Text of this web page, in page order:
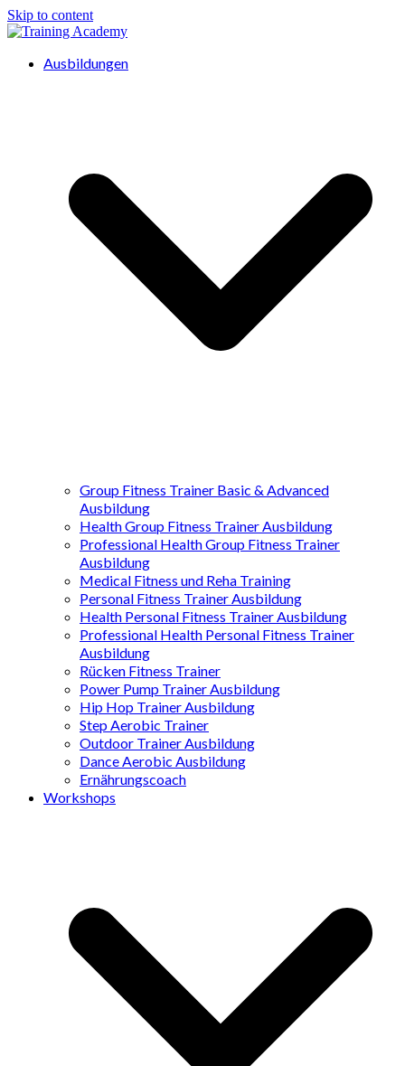
Skip to content
Ausbildungen
Group Fitness Trainer Basic & Advanced
Ausbildung
Health Group Fitness Trainer Ausbildung
Professional Health Group Fitness Trainer
Ausbildung
Medical Fitness und Reha Training
Personal Fitness Trainer Ausbildung
Health Personal Fitness Trainer Ausbildung
Professional Health Personal Fitness Trainer
Ausbildung
Rücken Fitness Trainer
Power Pump Trainer Ausbildung
Hip Hop Trainer Ausbildung
Step Aerobic Trainer
Outdoor Trainer Ausbildung
Dance Aerobic Ausbildung
Ernährungscoach
Workshops